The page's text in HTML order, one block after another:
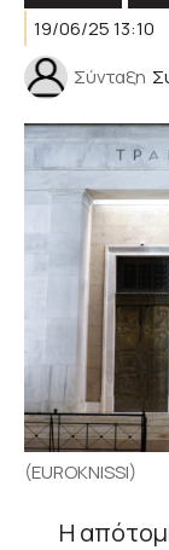
19/06/25 13:10
Σύνταξη
(EUROKNISSI)
Η